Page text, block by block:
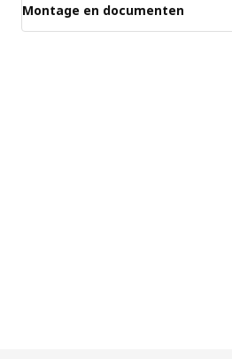
Montage en documenten